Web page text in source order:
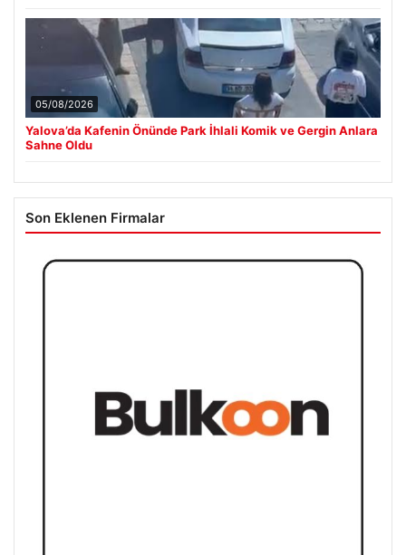
05/08/2026
Yalova’da Kafenin Önünde Park İhlali Komik ve Gergin Anlara
Sahne Oldu
Son Eklenen Firmalar